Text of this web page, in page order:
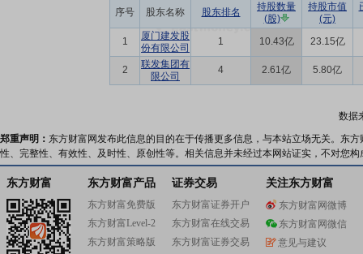
序号 股东名称 股东排名
持股数量
(股)
持股市值
(元)
1
厦门建发股
份有限公司
1 10.43亿 23.15亿
2
联发集团有
限公司
4 2.61亿 5.80亿
数据
郑重声明： 东方财富网发布此信息的目的在于传播更多信息，与本站立场无关。东
性、完整性、有效性、及时性、原创性等。相关信息并未经过本网站证实，不对您
东方财富 东方财富产品
东方财富免费版
东方财富Level-2
东方财富策略版
证券交易
东方财富证券开户
东方财富在线交易
东方财富证券交易
关注东方财富
东方财富网微博
东方财富网微信
意见与建议